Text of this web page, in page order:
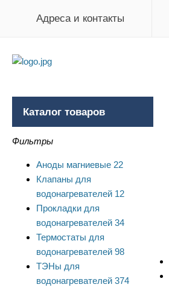
Адреса и контакты
Каталог товаров
Фильтры
Аноды магниевые 22
Клапаны для
водонагревателей 12
Прокладки для
водонагревателей 34
Термостаты для
водонагревателей 98
ТЭНы для
водонагревателей 374